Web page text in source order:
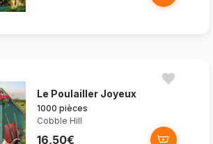
Le Poulailler Joyeux
1000 pièces
Cobble Hill
16,50€